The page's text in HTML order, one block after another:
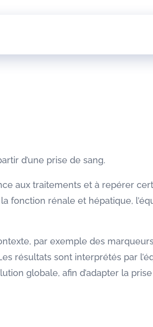
d’une prise de sang.
aux traitements et à repérer
fonction rénale et hépatique,
par exemple des
résultats sont interprétés par
globale, afin d’adapter la